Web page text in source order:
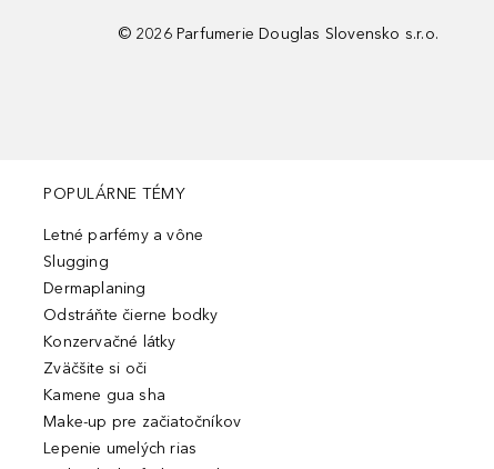
© 2026 Parfumerie Douglas Slovensko s.r.o.
POPULÁRNE TÉMY
Letné parfémy a vône
Slugging
Dermaplaning
Odstráňte čierne bodky
Konzervačné látky
Zväčšite si oči
Kamene gua sha
Make-up pre začiatočníkov
Lepenie umelých rias